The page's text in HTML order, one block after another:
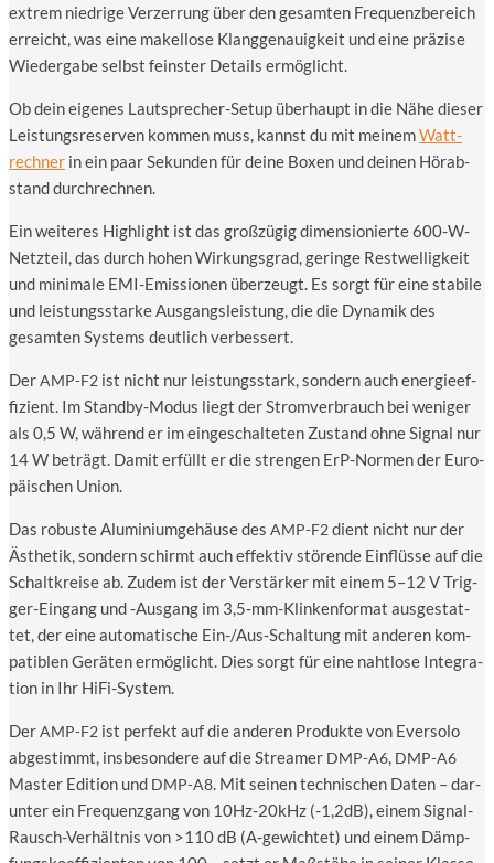
extrem nied­ri­ge Ver­zer­rung über den gesam­ten Fre­quenz­be­reich
erreicht, was eine makel­lo­se Klang­ge­nau­ig­keit und eine prä­zi­se
Wie­der­ga­be selbst feins­ter Details ermöglicht.
Ob dein eige­nes Laut­spre­cher-Set­up über­haupt in die Nähe die­ser
Leis­tungs­re­ser­ven kom­men muss, kannst du mit mei­nemWatt­
rech­ner in ein paar Sekun­den für dei­ne Boxen und dei­nen Hör­ab­
stand durchrechnen.
Ein wei­te­res High­light ist das groß­zü­gig dimen­sio­nier­te 600-W-
Netz­teil, das durch hohen Wir­kungs­grad, gerin­ge Rest­wel­lig­keit
und mini­ma­le EMI-Emis­sio­nen über­zeugt. Es sorgt für eine sta­bi­le
und leis­tungs­star­ke Aus­gangs­leis­tung, die die Dyna­mik des
gesam­ten Sys­tems deut­lich verbessert.
DerAMP-F2 ist nicht nur leis­tungs­stark, son­dern auch ener­gie­ef­
fi­zi­ent. Im Stand­by-Modus liegt der Strom­ver­brauch bei weni­ger
als 0,5 W, wäh­rend er im ein­ge­schal­te­ten Zustand ohne Signal nur
14 W beträgt. Damit erfüllt er die stren­gen ErP-Nor­men der Euro­
päi­schen Union.
Das robus­te Alu­mi­ni­um­ge­häu­se des AMP-F2dient nicht nur der
Ästhe­tik, son­dern schirmt auch effek­tiv stö­ren­de Ein­flüs­se auf die
Schalt­krei­se ab. Zudem ist der Ver­stär­ker mit einem 5–12 V Trig­
ger-Ein­gang und ‑Aus­gang im 3,5‑mm-Klinkenformat aus­ge­stat­
tet, der eine auto­ma­ti­sche Ein-/Aus-Schal­tung mit ande­ren kom­
pa­ti­blen Gerä­ten ermög­licht. Dies sorgt für eine naht­lo­se Inte­gra­
ti­on in Ihr HiFi-System.
DerAMP-F2 ist per­fekt auf die ande­ren Pro­duk­te von Ever­so­lo
abge­stimmt, ins­be­son­de­re auf die Strea­mer DMP-A6, DMP-A6
Mas­ter Edi­ti­on und DMP-A8. Mit sei­nen tech­ni­schen Daten – dar­
un­ter ein Fre­quenz­gang von 10Hz-20kHz (-1,2dB), einem Signal-
Rausch-Ver­hält­nis von >110 dB (A‑gewichtet) und einem Dämp­